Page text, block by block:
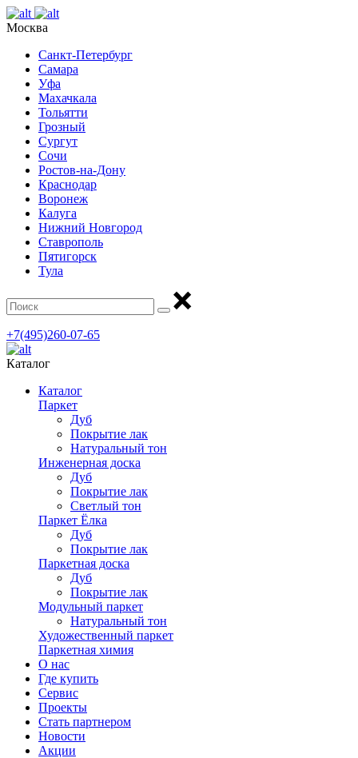
Москва
Санкт-Петербург
Самара
Уфа
Махачкала
Тольятти
Грозный
Сургут
Сочи
Ростов-на-Дону
Краснодар
Воронеж
Калуга
Нижний Новгород
Ставрополь
Пятигорск
Тула
+7(495)260-07-65
Каталог
Каталог
Паркет
Дуб
Покрытие лак
Натуральный тон
Инженерная доска
Дуб
Покрытие лак
Светлый тон
Паркет Ёлка
Дуб
Покрытие лак
Паркетная доска
Дуб
Покрытие лак
Модульный паркет
Натуральный тон
Художественный паркет
Паркетная химия
О нас
Где купить
Сервис
Проекты
Стать партнером
Новости
Акции